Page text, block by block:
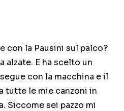
con la Pausini sul palco?
alzate. E ha scelto un
con la macchina e il
tutte le mie canzoni in
Siccome sei pazzo mi